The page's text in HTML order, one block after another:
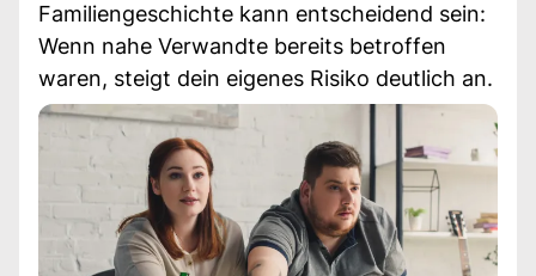
Familiengeschichte kann entscheidend sein:
Wenn nahe Verwandte bereits betroffen
waren, steigt dein eigenes Risiko deutlich an.